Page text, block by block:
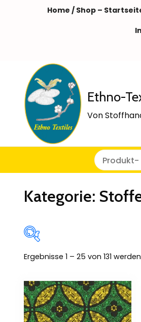
Home / Shop –
Ethno-
Von
Kategorie:
Zum Verkauf(0)
Ergebnisse 1 – 25 von 131